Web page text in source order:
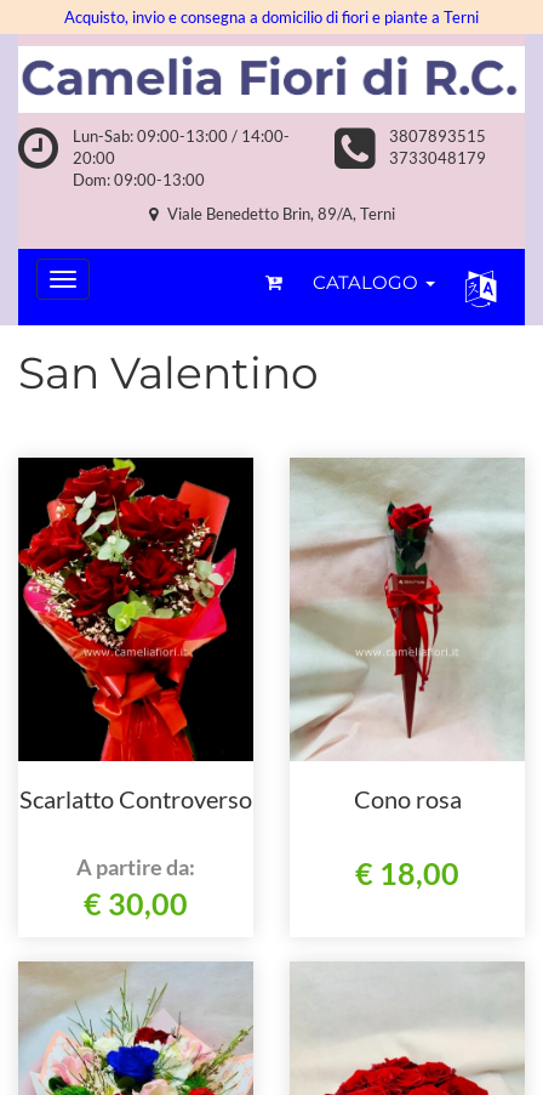
Acquisto, invio e consegna a domicilio di fiori e piante a Terni
Lun-Sab: 09:00-13:00 / 14:00-
20:00
Dom: 09:00-13:00
3807893515
3733048179
Viale Benedetto Brin, 89/A, Terni
CATALOGO
San Valentino
Scarlatto Controverso
A partire da:
€ 30,00
Cono rosa
€ 18,00